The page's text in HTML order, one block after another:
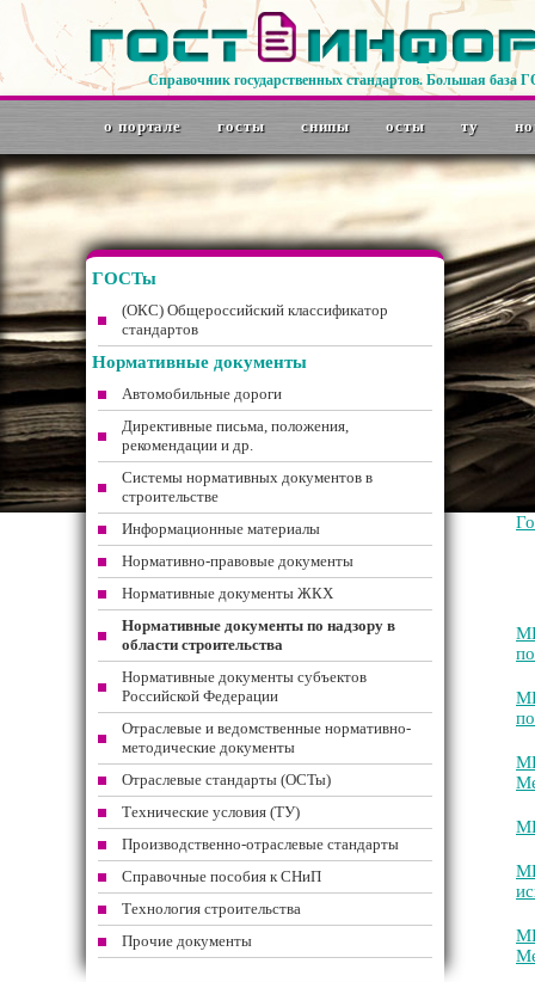
Справочник государственных стандартов. Большая база
о портале госты снипы осты ту
ГОСТы
(ОКС) Общероссийский классификатор
стандартов
Нормативные документы
Автомобильные дороги
Директивные письма, положения,
рекомендации и др.
Системы нормативных документов в
строительстве
Информационные материалы
Нормативно-правовые документы
Нормативные документы ЖКХ
Нормативные документы по надзору в
области строительства
Нормативные документы субъектов
Российской Федерации
Отраслевые и ведомственные нормативно-
методические документы
Отраслевые стандарты (ОСТы)
Технические условия (ТУ)
Производственно-отраслевые стандарты
Справочные пособия к СНиП
Технология строительства
Прочие документы